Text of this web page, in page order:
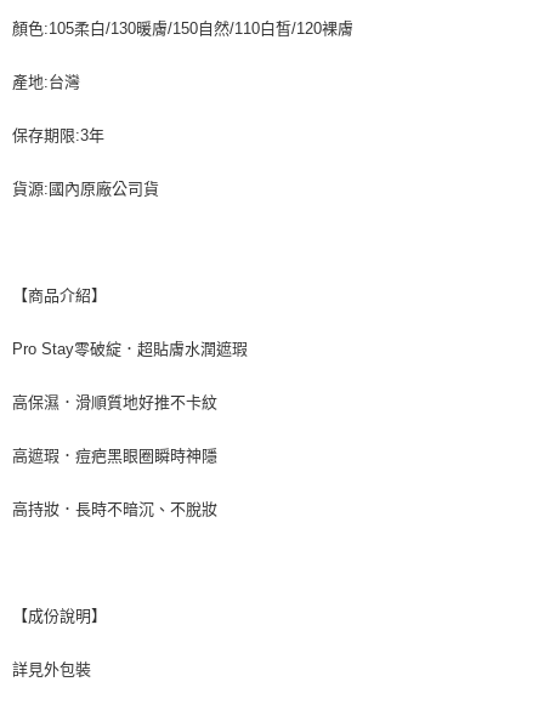
顏色:105柔白/130暖膚/150自然/110白皙/120裸膚
產地:台灣
保存期限:3年
貨源:國內原廠公司貨
【商品介紹】
Pro Stay零破綻．超貼膚水潤遮瑕
高保濕．滑順質地好推不卡紋
高遮瑕．痘疤黑眼圈瞬時神隱
高持妝．長時不暗沉、不脫妝
【成份說明】
詳見外包裝